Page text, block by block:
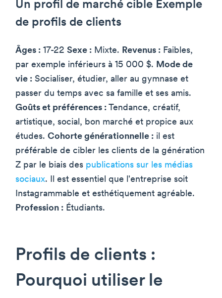
Un profil de marché cible Exemple
de profils de clients
Âges : 17-22 Sexe : Mixte. Revenus : Faibles,
par exemple inférieurs à 15 000 $. Mode de
vie : Socialiser, étudier, aller au gymnase et
passer du temps avec sa famille et ses amis.
Goûts et préférences : Tendance, créatif,
artistique, social, bon marché et propice aux
études. Cohorte générationnelle : il est
préférable de cibler les clients de la génération
Z par le biais des publications sur les médias
sociaux. Il est essentiel que l'entreprise soit
Instagrammable et esthétiquement agréable.
Profession : Étudiants.
Profils de clients :
Pourquoi utiliser le